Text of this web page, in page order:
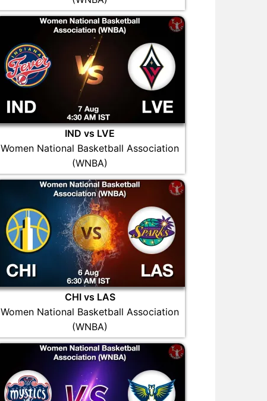
IND vs LVE
Women National Basketball Association
(WNBA)
CHI vs LAS
Women National Basketball Association
(WNBA)